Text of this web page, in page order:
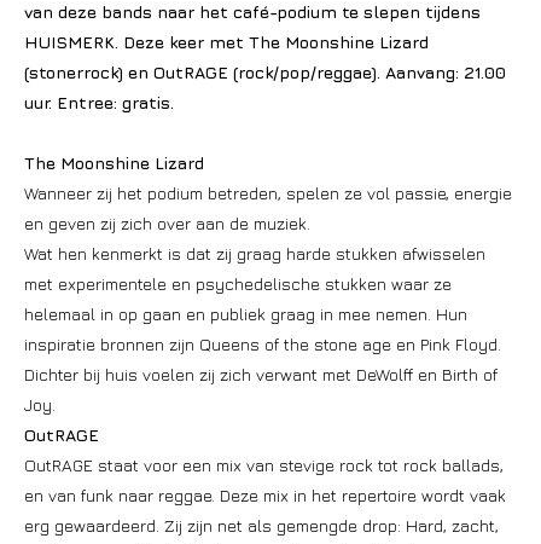
van deze bands naar het café-podium te slepen tijdens
HUISMERK. Deze keer met The Moonshine Lizard
(stonerrock) en OutRAGE (rock/pop/reggae). Aanvang: 21.00
uur. Entree: gratis.
The Moonshine Lizard
Wanneer zij het podium betreden, spelen ze vol passie, energie
en geven zij zich over aan de muziek.
Wat hen kenmerkt is dat zij graag harde stukken afwisselen
met experimentele en psychedelische stukken waar ze
helemaal in op gaan en publiek graag in mee nemen. Hun
inspiratie bronnen zijn Queens of the stone age en Pink Floyd.
Dichter bij huis voelen zij zich verwant met DeWolff en Birth of
Joy.
OutRAGE
OutRAGE staat voor een mix van stevige rock tot rock ballads,
en van funk naar reggae. Deze mix in het repertoire wordt vaak
erg gewaardeerd. Zij zijn net als gemengde drop: Hard, zacht,